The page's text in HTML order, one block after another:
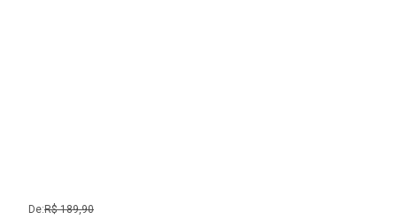
De:R$ 189,90